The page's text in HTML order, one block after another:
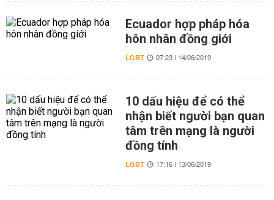
Ecuador hợp pháp hóa
hôn nhân đồng giới
LGBT 07:23 | 14/06/2019
10 dấu hiệu để có thể
nhận biết người bạn quan
tâm trên mạng là người
đồng tính
LGBT 17:16 | 13/06/2019